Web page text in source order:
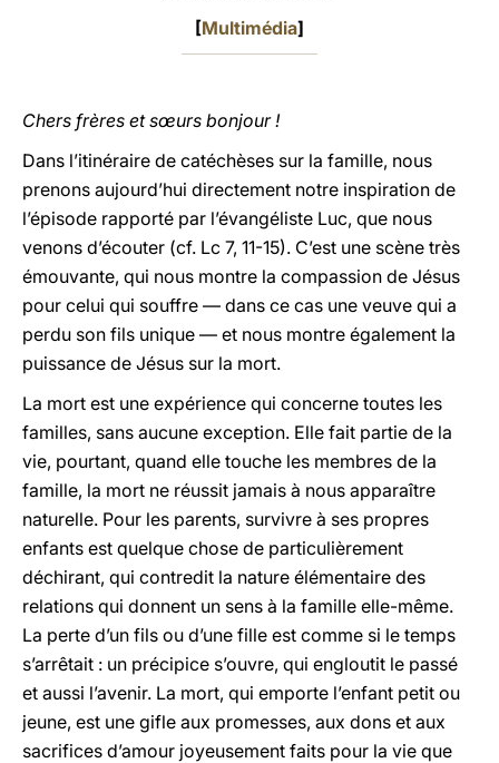
[Multimédia]
Chers frères et sœurs bonjour !
Dans l’itinéraire de catéchèses sur la famille, nous
prenons aujourd’hui directement notre inspiration de
l’épisode rapporté par l’évangéliste Luc, que nous
venons d’écouter (cf. Lc 7, 11-15). C’est une scène très
émouvante, qui nous montre la compassion de Jésus
pour celui qui souffre — dans ce cas une veuve qui a
perdu son fils unique — et nous montre également la
puissance de Jésus sur la mort.
La mort est une expérience qui concerne toutes les
familles, sans aucune exception. Elle fait partie de la
vie, pourtant, quand elle touche les membres de la
famille, la mort ne réussit jamais à nous apparaître
naturelle. Pour les parents, survivre à ses propres
enfants est quelque chose de particulièrement
déchirant, qui contredit la nature élémentaire des
relations qui donnent un sens à la famille elle-même.
La perte d’un fils ou d’une fille est comme si le temps
s’arrêtait : un précipice s’ouvre, qui engloutit le passé
et aussi l’avenir. La mort, qui emporte l’enfant petit ou
jeune, est une gifle aux promesses, aux dons et aux
sacrifices d’amour joyeusement faits pour la vie que